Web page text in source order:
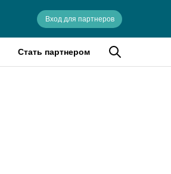
Вход для партнеров
Стать партнером